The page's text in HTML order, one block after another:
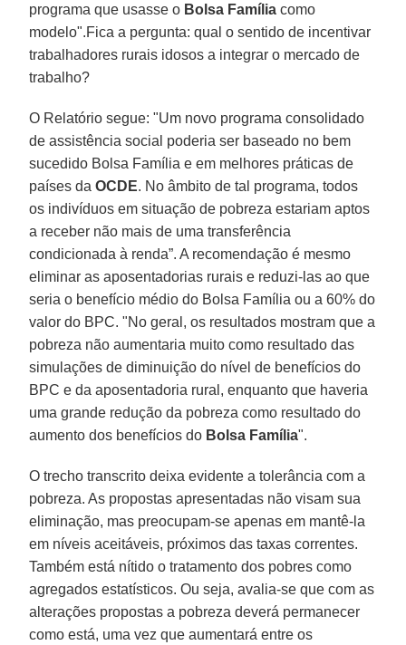
programa que usasse o Bolsa Família como
modelo".Fica a pergunta: qual o sentido de incentivar
trabalhadores rurais idosos a integrar o mercado de
trabalho?
O Relatório segue: "Um novo programa consolidado
de assistência social poderia ser baseado no bem
sucedido Bolsa Família e em melhores práticas de
países daOCDE. No âmbito de tal programa, todos
os indivíduos em situação de pobreza estariam aptos
a receber não mais de uma transferência
condicionada à renda”. A recomendação é mesmo
eliminar as aposentadorias rurais e reduzi-las ao que
seria o benefício médio do Bolsa Família ou a 60% do
valor do BPC. "No geral, os resultados mostram que a
pobreza não aumentaria muito como resultado das
simulações de diminuição do nível de benefícios do
BPC e da aposentadoria rural, enquanto que haveria
uma grande redução da pobreza como resultado do
aumento dos benefícios do Bolsa Família".
O trecho transcrito deixa evidente a tolerância com a
pobreza. As propostas apresentadas não visam sua
eliminação, mas preocupam-se apenas em mantê-la
em níveis aceitáveis, próximos das taxas correntes.
Também está nítido o tratamento dos pobres como
agregados estatísticos. Ou seja, avalia-se que com as
alterações propostas a pobreza deverá permanecer
como está, uma vez que aumentará entre os